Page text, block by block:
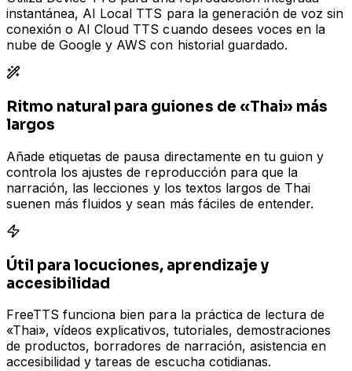
instantánea, AI Local TTS para la generación de voz sin
conexión o AI Cloud TTS cuando desees voces en la
nube de Google y AWS con historial guardado.
Ritmo natural para guiones de «Thai» más
largos
Añade etiquetas de pausa directamente en tu guion y
controla los ajustes de reproducción para que la
narración, las lecciones y los textos largos de Thai
suenen más fluidos y sean más fáciles de entender.
Útil para locuciones, aprendizaje y
accesibilidad
FreeTTS funciona bien para la práctica de lectura de
«Thai», vídeos explicativos, tutoriales, demostraciones
de productos, borradores de narración, asistencia en
accesibilidad y tareas de escucha cotidianas.